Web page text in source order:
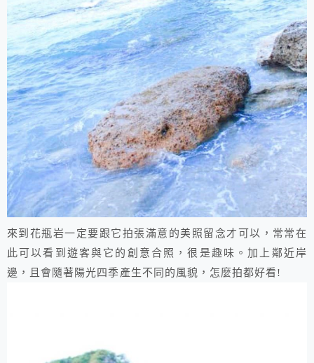
來到花瓶岩一定要跟它拍張滿意的美照留念才可以，常常在
此可以看到遊客與它的創意合照，很是趣味。加上鄰近岸
邊，且會隨著陽光四季產生不同的風貌，怎麼拍都好看!